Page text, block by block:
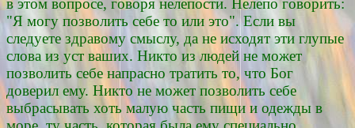
в этом вопросе, говоря нелепости. Нелепо говорить:
"Я могу позволить себе то или это". Если вы
следуете здравому смыслу, да не исходят эти глупые
слова из уст ваших. Никто из людей не может
позволить себе напрасно тратить то, что Бог
доверил ему. Никто не может позволить себе
выбрасывать хоть малую часть пищи и одежды в